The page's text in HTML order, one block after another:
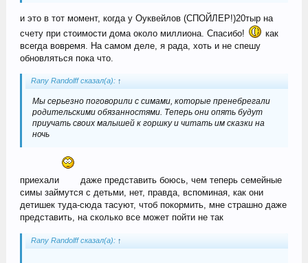
и это в тот момент, когда у Оуквейлов (СПОЙЛЕР!)20тыр на
счету при стоимости дома около миллиона. Спасибо!
как
всегда вовремя. На самом деле, я рада, хоть и не спешу
обновляться пока что.
Rany Randolff сказал(а): ↑
Мы серьезно поговорили с симами, которые пренебрегали
родительскими обязанностями. Теперь они опять будут
приучать своих малышей к горшку и читать им сказки на
ночь
приехали
даже представить боюсь, чем теперь семейные
симы займутся с детьми, нет, правда, вспоминая, как они
детишек туда-сюда тасуют, чтоб покормить, мне страшно даже
представить, на сколько все может пойти не так
Rany Randolff сказал(а): ↑